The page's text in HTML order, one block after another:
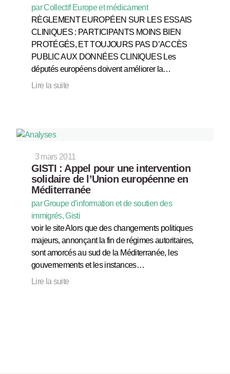
par Collectif Europe et médicament
RÈGLEMENT EUROPÉEN SUR LES ESSAIS
CLINIQUES : PARTICIPANTS MOINS BIEN
PROTÉGÉS, ET TOUJOURS PAS D’ACCÈS
PUBLIC AUX DONNÉES CLINIQUES Les
députés européens doivent améliorer la…
Lire la suite
3 mars 2011
GISTI : Appel pour une intervention
solidaire de l’Union européenne en
Méditerranée
par Groupe d’information et de soutien des
immigrés, Gisti
voir le site Alors que des changements politiques
majeurs, annonçant la fin de régimes autoritaires,
sont amorcés au sud de la Méditerranée, les
gouvernements et les instances…
Lire la suite